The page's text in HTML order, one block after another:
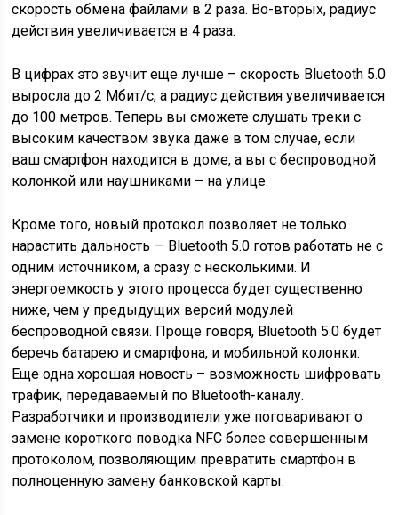
скорость обмена файлами в 2 раза. Во-вторых, радиус
действия увеличивается в 4 раза.
В цифрах это звучит еще лучше – скорость Bluetooth 5.0
выросла до 2 Мбит/с, а радиус действия увеличивается
до 100 метров. Теперь вы сможете слушать треки с
высоким качеством звука даже в том случае, если
ваш смартфон находится в доме, а вы с беспроводной
колонкой или наушниками – на улице.
Кроме того, новый протокол позволяет не только
нарастить дальность — Bluetooth 5.0 готов работать не с
одним источником, а сразу с несколькими. И
энергоемкость у этого процесса будет существенно
ниже, чем у предыдущих версий модулей
беспроводной связи. Проще говоря, Bluetooth 5.0 будет
беречь батарею и смартфона, и мобильной колонки.
Еще одна хорошая новость – возможность шифровать
трафик, передаваемый по Bluetooth-каналу.
Разработчики и производители уже поговаривают о
замене короткого поводка NFC более совершенным
протоколом, позволяющим превратить смартфон в
полноценную замену банковской карты.